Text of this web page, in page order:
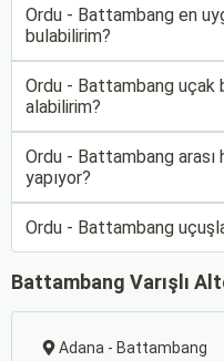
Ordu - Battambang en
bulabilirim?
Ordu - Battambang uçak
alabilirim?
Ordu - Battambang arası
yapıyor?
Ordu - Battambang
Battambang Varışlı
Adana - Battambang